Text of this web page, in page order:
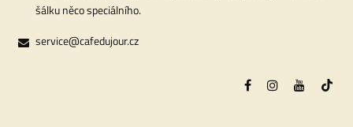
šálku něco speciálního.
service@cafedujour.cz